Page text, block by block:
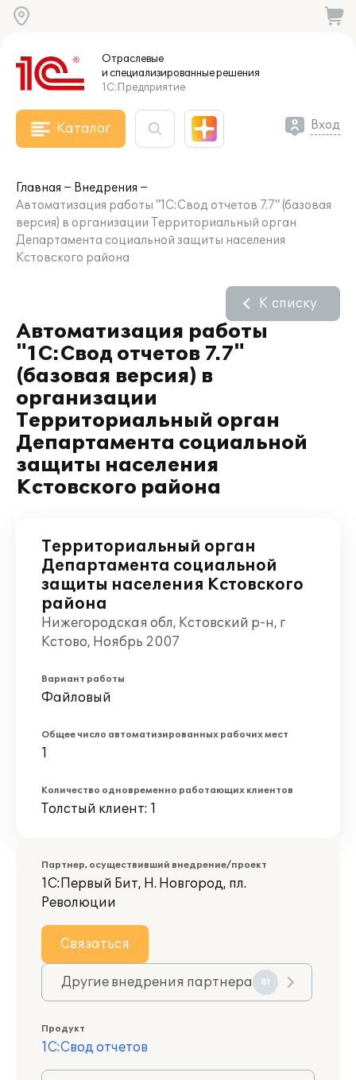
Отраслевые
и специализированныерешения
1С:Предприятие
Каталог Вход
Главная
Внедрения
Автоматизация работы "1С:Свод отчетов 7.7" (базовая
версия) в организации Территориальный орган
Департамента социальной защиты населения
Кстовского района
Автоматизация работы
"1С:Свод отчетов 7.7"
(базовая версия) в
организации
Территориальный орган
Департамента социальной
защиты населения
Кстовского района
К списку
Территориальный орган
Департамента социальной
защиты населения Кстовского
района
Нижегородская обл, Кстовский р-н, г
Кстово, Ноябрь 2007
Вариант работы
Файловый
Общее число автоматизированных рабочих мест
1
Количество одновременно работающих клиентов
Толстый клиент: 1
Партнер, осуществивший внедрение/проект
1С:Первый Бит, Н. Новгород, пл.
Революции
Связаться
Другие внедрения партнера 81
Продукт
1С:Свод отчетов